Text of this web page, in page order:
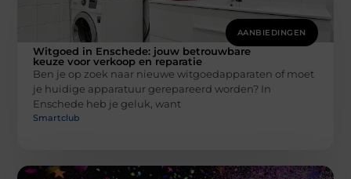
AANBIEDINGEN
Witgoed in Enschede: jouw betrouwbare
keuze voor verkoop en reparatie
Ben je op zoek naar nieuwe witgoedapparaten of moet
je huidige apparatuur gerepareerd worden? In
Enschede heb je geluk, want
Smartclub